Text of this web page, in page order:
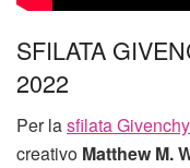
SFILATA
2022
Per lasfilata
creativo Matthew M.